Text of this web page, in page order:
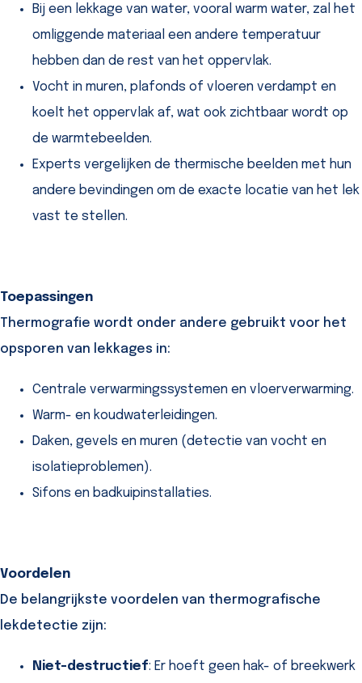
Bij een lekkage van water, vooral warm water, zal het
omliggende materiaal een andere temperatuur
hebben dan de rest van het oppervlak.
Vocht in muren, plafonds of vloeren verdampt en
koelt het oppervlak af, wat ook zichtbaar wordt op
de warmtebeelden.
Experts vergelijken de thermische beelden met hun
andere bevindingen om de exacte locatie van het lek
vast te stellen.
Toepassingen
Thermografie wordt onder andere gebruikt voor het
opsporen van lekkages in:
Centrale verwarmingssystemen en vloerverwarming.
Warm- en koudwaterleidingen.
Daken, gevels en muren (detectie van vocht en
isolatieproblemen).
Sifons en badkuipinstallaties.
Voordelen
De belangrijkste voordelen van thermografische
lekdetectie zijn:
Niet-destructief: Er hoeft geen hak- of breekwerk